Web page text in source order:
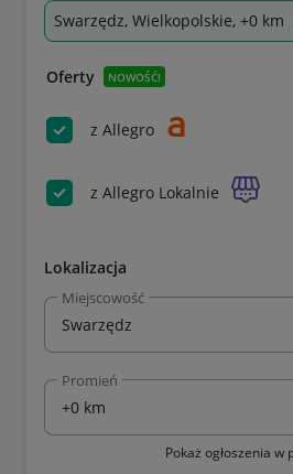
Swarzędz, Wielkopolskie, +0 km
Oferty NOWOŚĆ!
z Allegro
z Allegro Lokalnie
Lokalizacja
Miejscowość
Promień
Pokaż ogłoszenia w